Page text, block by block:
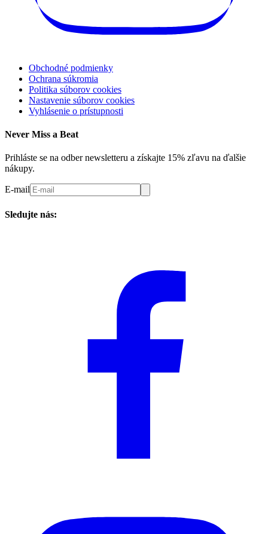
Obchodné podmienky
Ochrana súkromia
Politika súborov cookies
Nastavenie súborov cookies
Vyhlásenie o prístupnosti
Never Miss a Beat
Prihláste se na odber newsletteru a získajte 15% zľavu na ďalšie
nákupy.
E-mail
Sledujte nás: